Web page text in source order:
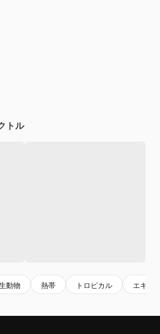
トル
動物 熱帯 トロピカル エキゾ